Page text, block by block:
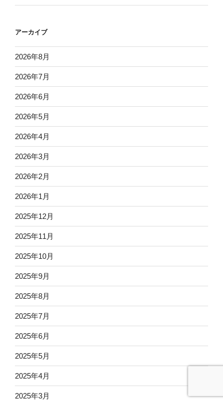
アーカイブ
2026年8月
2026年7月
2026年6月
2026年5月
2026年4月
2026年3月
2026年2月
2026年1月
2025年12月
2025年11月
2025年10月
2025年9月
2025年8月
2025年7月
2025年6月
2025年5月
2025年4月
2025年3月